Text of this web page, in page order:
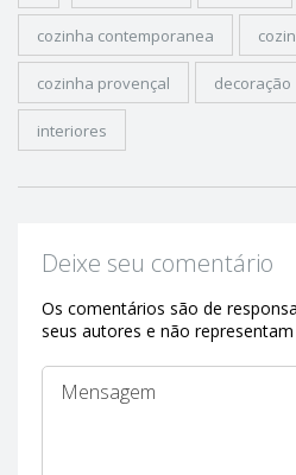
cozinha contemporanea
cozinha provençal decoração
interiores
Deixe seu comentário
Os comentários são de
seus autores e não